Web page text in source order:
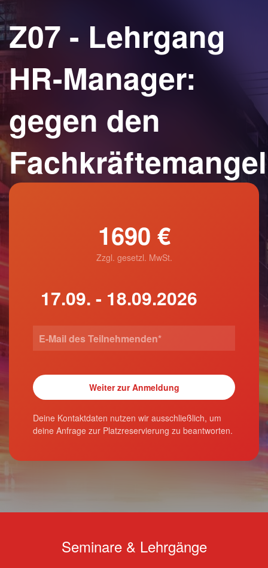
Z07 - Lehrgang
HR-Manager:
gegen den
Fachkräftemangel
1690 €
Zzgl. gesetzl. MwSt.
Deine Kontaktdaten nutzen wir ausschließlich, um
deine Anfrage zur Platzreservierung zu beantworten.
Seminare & Lehrgänge